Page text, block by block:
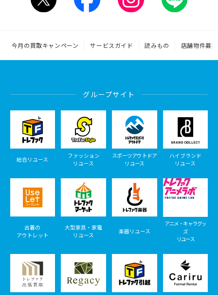
今月の買取キャンペーン サービスガイド 読みもの 店舗物件募集
グループサイト
総合リユース
ファッション
リユース
スポーツアウトドア
リユース
ハイブランド
リユース
古着の
アウトレット
大型家具・家電
リユース
楽器リユース
アニメ・キャラグッ
ズ
リユース